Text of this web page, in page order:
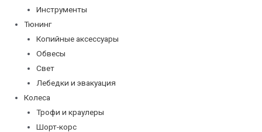
Инструменты
Тюнинг
Копийные аксессуары
Обвесы
Свет
Лебедки и эвакуация
Колеса
Трофи и краулеры
Шорт-корс